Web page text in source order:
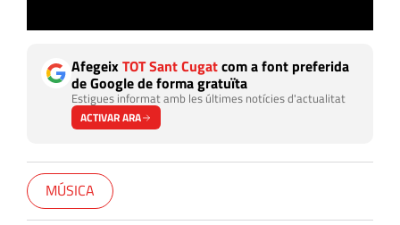
AfegeixTOT Sant Cugatcom a font preferida
de Google de forma gratuïta
Estigues informat amb les últimes notícies d'actualitat
ACTIVAR ARA
MÚSICA